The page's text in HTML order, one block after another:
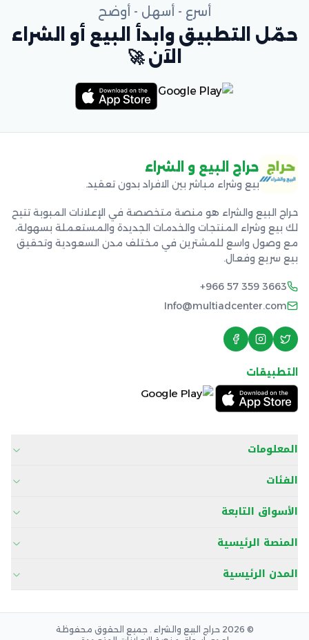
أسرع - أسهل - أوضح
حمّل التطبيق وابدأ البيع أو الشراء
الآن 🚀
حراج البيع و الشراء
بيع وشراء مباشر بين الافراد بدون تعقيد.
حراج البيع والشراء هو منصة متخصصة في الإعلانات المبوبة تتيح
لك بيع وشراء المنتجات والخدمات الجديدة والمستعملة بسهولة،
مع وصول واسع للمشترين في مختلف مدن السعودية وتحقيق
بيع سريع وفعال.
+966 57 359 3663
Info@multiadcenter.com
التطبيقات
المعلومات
الفئات
الأسواق التابعة
المنصة الرئيسية
المدن الرئيسية
© 2026 حراج البيع والشراء . جميع الحقوق محفوظة